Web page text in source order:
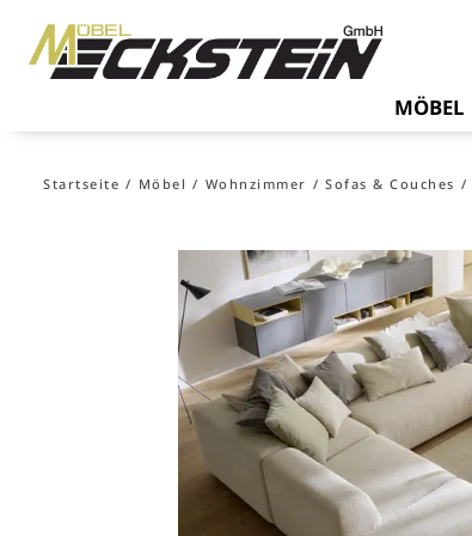
MÖBEL
Startseite Möbel Wohnzimmer Sofas & Couches